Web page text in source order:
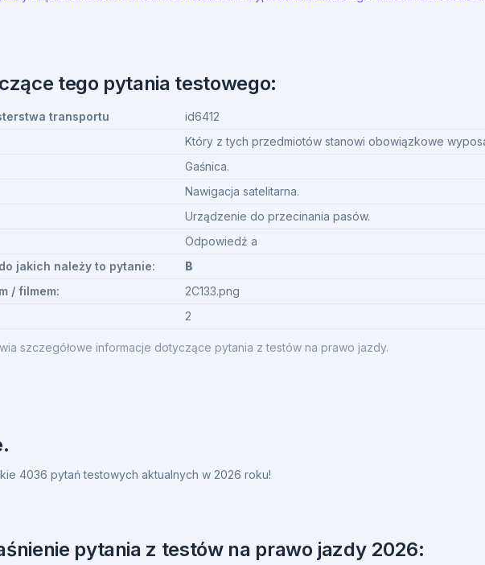
tego pytania testowego:
szczegółowe informacje dotyczące pytania z testów na prawo jazdy.
transportu
id6412
Który z tych przedmiotów stanowi obowiązkowe
Gaśnica.
Nawigacja satelitarna.
Urządzenie do przecinania pasów.
Odpowiedź a
jakich należy to pytanie:
B
/ filmem:
2C133.png
2
4036 pytań testowych aktualnych w 2026 roku!
pytania z testów na prawo jazdy 2026: